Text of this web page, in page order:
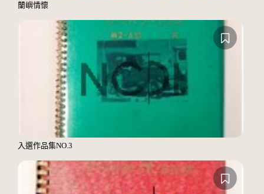
蘭嶼情懷
入選作品集NO.3